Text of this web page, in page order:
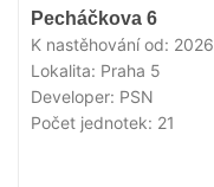
Pecháčkova 6
K nastěhování od: 2026
Lokalita: Praha 5
Developer: PSN
Počet jednotek: 21